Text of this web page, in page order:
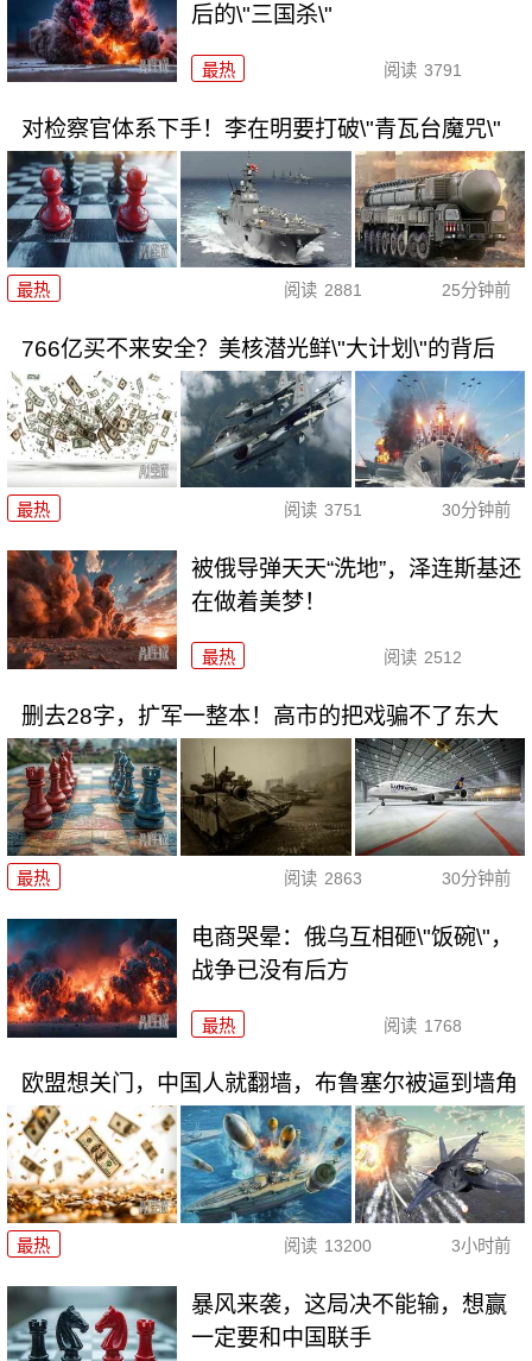
后的\"三国杀\"
最热 阅读 3791
对检察官体系下手！李在明要打破\"青瓦台魔咒\"
最热 阅读 2881 25分钟前
766亿买不来安全？美核潜光鲜\"大计划\"的背后
最热 阅读 3751 30分钟前
被俄导弹天天“洗地”，泽连斯基还
在做着美梦！
最热 阅读 2512
删去28字，扩军一整本！高市的把戏骗不了东大
最热 阅读 2863 30分钟前
电商哭晕：俄乌互相砸\"饭碗\"，
战争已没有后方
最热 阅读 1768
欧盟想关门，中国人就翻墙，布鲁塞尔被逼到墙角
最热 阅读 13200 3小时前
暴风来袭，这局决不能输，想赢
一定要和中国联手